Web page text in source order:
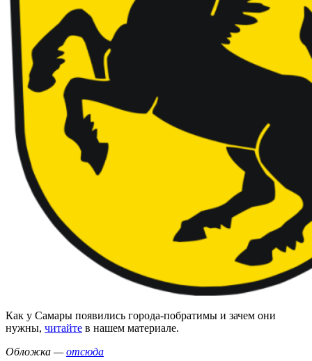
Как у Самары появились города-побратимы и зачем они
нужны, читайте в нашем материале.
Обложка —отсюда